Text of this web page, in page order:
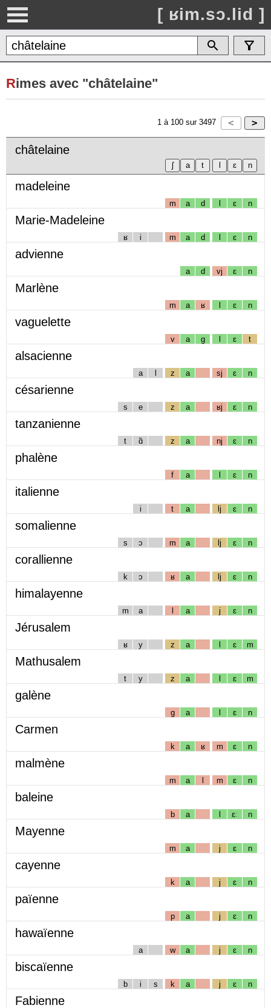
[ ʁim.sɔ.lid ]
Rimes avec "châtelaine"
1 à 100 sur 3497
châtelaine
madeleine
m a d l ɛ n
Marie-Madeleine
ʁ i m a d l ɛ n
advienne
a d vj ɛ n
Marlène
m a ʁ l ɛ n
vaguelette
v a g l ɛ t
alsacienne
a l z a sj ɛ n
césarienne
s e z a ʁj ɛ n
tanzanienne
t ɑ̃ z a nj ɛ n
phalène
f a l ɛ n
italienne
i t a lj ɛ n
somalienne
s ɔ m a lj ɛ n
corallienne
k ɔ ʁ a lj ɛ n
himalayenne
m a l a j ɛ n
Jérusalem
ʁ y z a l ɛ m
Mathusalem
t y z a l ɛ m
galène
g a l ɛ n
Carmen
k a ʁ m ɛ n
malmène
m a l m ɛ n
baleine
b a l ɛː n
Mayenne
m a j ɛ n
cayenne
k a j ɛ n
païenne
p a j ɛ n
hawaïenne
a w a j ɛ n
biscaïenne
b i s k a j ɛ n
Fabienne